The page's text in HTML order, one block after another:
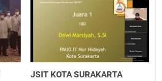
JSIT KOTA SURAKARTA